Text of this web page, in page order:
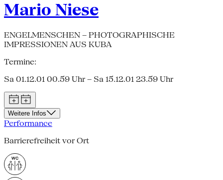
Mario Niese
ENGELMENSCHEN – PHOTOGRAPHISCHE
IMPRESSIONEN AUS KUBA
Termine:
Sa 01.12.01 00.59 Uhr – Sa 15.12.01 23.59 Uhr
Weitere Infos
Performance
Barrierefreiheit vor Ort